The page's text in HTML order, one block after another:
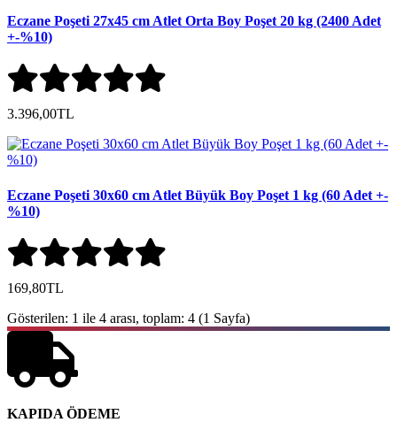
Eczane Poşeti 27x45 cm Atlet Orta Boy Poşet 20 kg (2400 Adet
+-%10)
3.396,00TL
Eczane Poşeti 30x60 cm Atlet Büyük Boy Poşet 1 kg (60 Adet +-
%10)
169,80TL
Gösterilen: 1 ile 4 arası, toplam: 4 (1 Sayfa)
KAPIDA ÖDEME